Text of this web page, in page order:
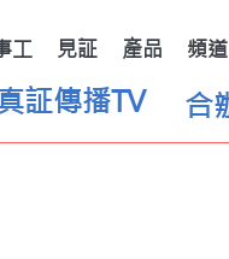
工 見証 產品 頻道
証傳播TV 合